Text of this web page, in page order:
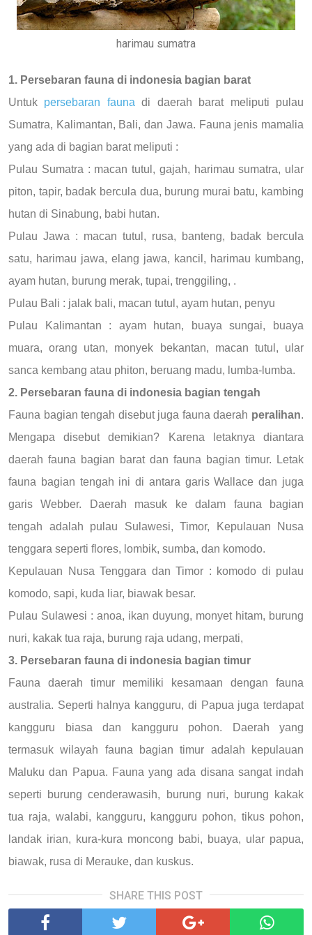
harimau sumatra
1. Persebaran fauna di indonesia bagian barat
Untuk persebaran fauna di daerah barat meliputi pulau
Sumatra, Kalimantan, Bali, dan Jawa. Fauna jenis mamalia
yang ada di bagian barat meliputi :
Pulau Sumatra : macan tutul, gajah, harimau sumatra, ular
piton, tapir, badak bercula dua, burung murai batu, kambing
hutan di Sinabung, babi hutan.
Pulau Jawa : macan tutul, rusa, banteng, badak bercula
satu, harimau jawa, elang jawa, kancil, harimau kumbang,
ayam hutan, burung merak, tupai, trenggiling, .
Pulau Bali : jalak bali, macan tutul, ayam hutan, penyu
Pulau Kalimantan : ayam hutan, buaya sungai, buaya
muara, orang utan, monyek bekantan, macan tutul, ular
sanca kembang atau phiton, beruang madu, lumba-lumba.
2. Persebaran fauna di indonesia bagian tengah
Fauna bagian tengah disebut juga fauna daerah peralihan.
Mengapa disebut demikian? Karena letaknya diantara
daerah fauna bagian barat dan fauna bagian timur. Letak
fauna bagian tengah ini di antara garis Wallace dan juga
garis Webber. Daerah masuk ke dalam fauna bagian
tengah adalah pulau Sulawesi, Timor, Kepulauan Nusa
tenggara seperti flores, lombik, sumba, dan komodo.
Kepulauan Nusa Tenggara dan Timor : komodo di pulau
komodo, sapi, kuda liar, biawak besar.
Pulau Sulawesi : anoa, ikan duyung, monyet hitam, burung
nuri, kakak tua raja, burung raja udang, merpati,
3. Persebaran fauna di indonesia bagian timur
Fauna daerah timur memiliki kesamaan dengan fauna
australia. Seperti halnya kangguru, di Papua juga terdapat
kangguru biasa dan kangguru pohon. Daerah yang
termasuk wilayah fauna bagian timur adalah kepulauan
Maluku dan Papua. Fauna yang ada disana sangat indah
seperti burung cenderawasih, burung nuri, burung kakak
tua raja, walabi, kangguru, kangguru pohon, tikus pohon,
landak irian, kura-kura moncong babi, buaya, ular papua,
biawak, rusa di Merauke, dan kuskus.
SHARE THIS POST